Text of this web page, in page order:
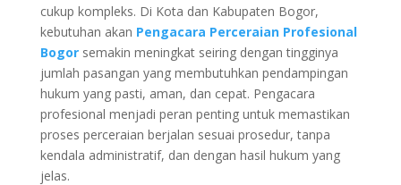
cukup kompleks. Di Kota dan Kabupaten Bogor,
kebutuhan akan Pengacara Perceraian Profesional
Bogorsemakin meningkat seiring dengan tingginya
jumlah pasangan yang membutuhkan pendampingan
hukum yang pasti, aman, dan cepat. Pengacara
profesional menjadi peran penting untuk memastikan
proses perceraian berjalan sesuai prosedur, tanpa
kendala administratif, dan dengan hasil hukum yang
jelas.